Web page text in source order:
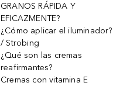
GRANOS RÁPIDA Y
EFICAZMENTE?
¿Cómo aplicar el iluminador?
/ Strobing
¿Qué son las cremas
reafirmantes?
Cremas con vitamina E